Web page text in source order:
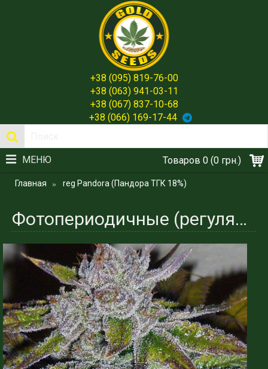
+38 (095) 819-76-00
+38 (063) 941-03-11
+38 (067) 837-10-68
+38 (066) 169-17-44
Товаров 0 (0 грн.)
МЕНЮ
Главная reg Pandora (Пандора ТГК 18%)
Фотопериодичные (регулярные) сорта. Pandora (Пандора ТГК 18%)